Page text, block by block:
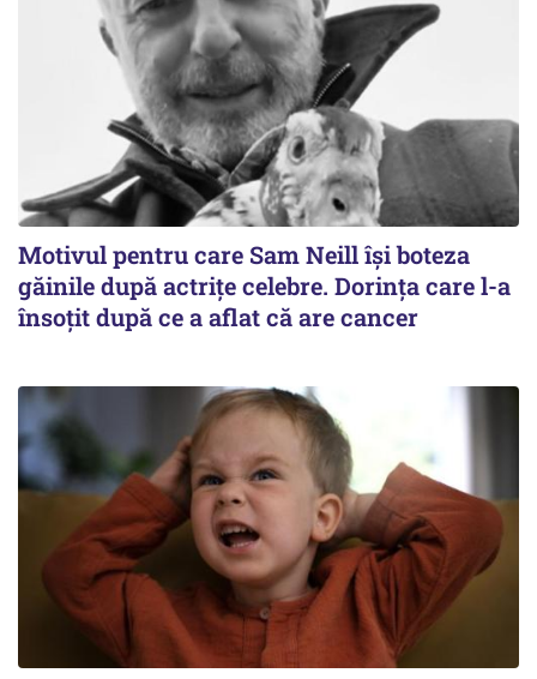
Motivul pentru care Sam Neill își boteza
găinile după actrițe celebre. Dorința care l-a
însoțit după ce a aflat că are cancer